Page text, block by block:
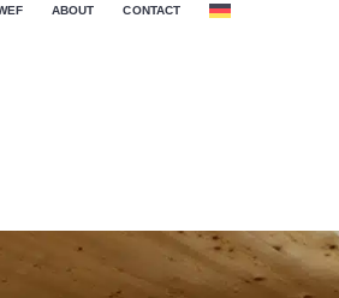
ABOUT CONTACT